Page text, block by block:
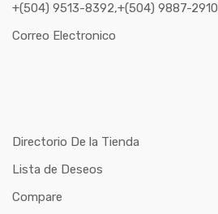
+(504) 9513-8392,+(504) 9887-2910
Correo Electronico
Directorio De la Tienda
Lista de Deseos
Compare